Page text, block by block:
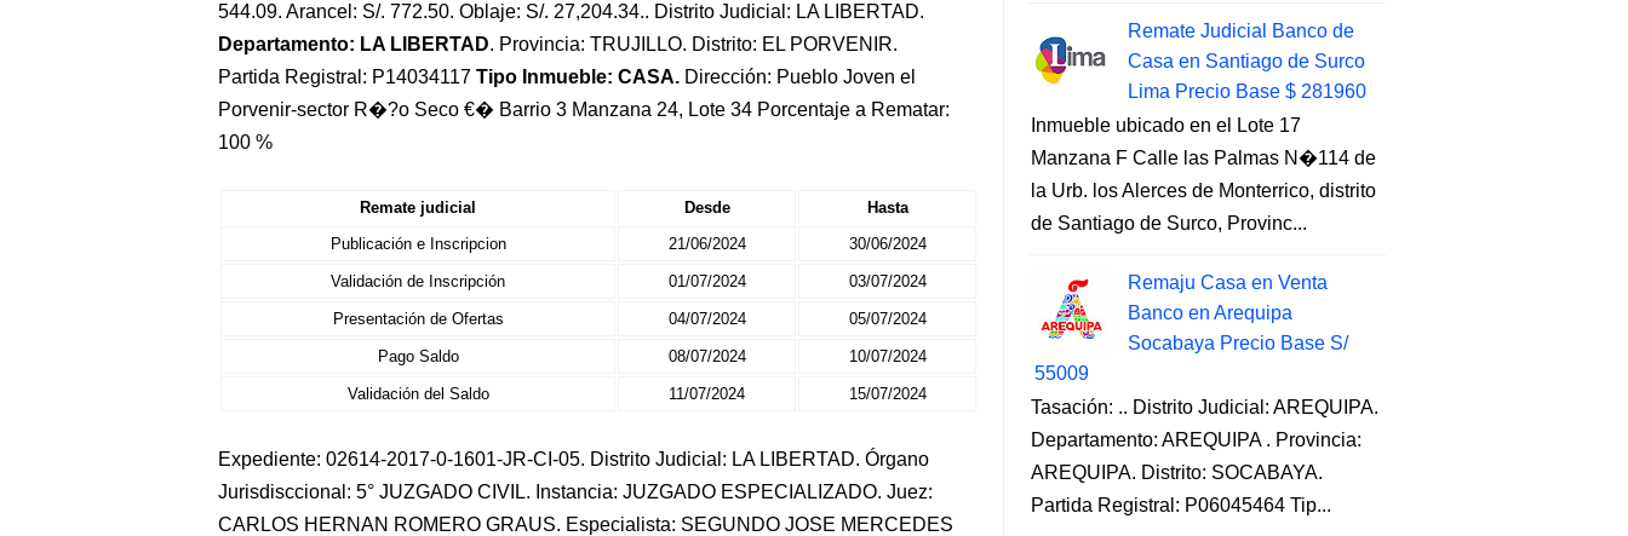
544.09. Arancel: S/. 772.50. Oblaje: S/. 27,204.34.. Distrito Judicial: LA LIBERTAD.
Departamento: LA LIBERTAD. Provincia: TRUJILLO. Distrito: EL PORVENIR.
Partida Registral: P14034117 Tipo Inmueble: CASA. Dirección: Pueblo Joven el
Porvenir-sector R�?o Seco €� Barrio 3 Manzana 24, Lote 34 Porcentaje a Rematar:
100 %
Remate judicial Desde
Hasta
Publicación e Inscripcion
21/06/2024 30/06/2024
Validación de Inscripción 01/07/2024 03/07/2024
Presentación de Ofertas 04/07/2024 05/07/2024
Pago Saldo 08/07/2024 10/07/2024
Validación del Saldo 11/07/2024 15/07/2024
Expediente: 02614-2017-0-1601-JR-CI-05. Distrito Judicial: LA LIBERTAD. Órgano
Jurisdisccional: 5° JUZGADO CIVIL. Instancia: JUZGADO ESPECIALIZADO. Juez:
CARLOS HERNAN ROMERO GRAUS. Especialista: SEGUNDO JOSE MERCEDES
Remate Judicial Banco de
Casa en Santiago de Surco
Lima Precio Base $ 281960
Inmueble ubicado en el Lote 17
Manzana F Calle las Palmas N�114 de
la Urb. los Alerces de Monterrico, distrito
de Santiago de Surco, Provinc...
Remaju Casa en Venta
Banco en Arequipa
Socabaya Precio Base S/
55009
Tasación: .. Distrito Judicial: AREQUIPA.
Departamento: AREQUIPA . Provincia:
AREQUIPA. Distrito: SOCABAYA.
Partida Registral: P06045464 Tip...